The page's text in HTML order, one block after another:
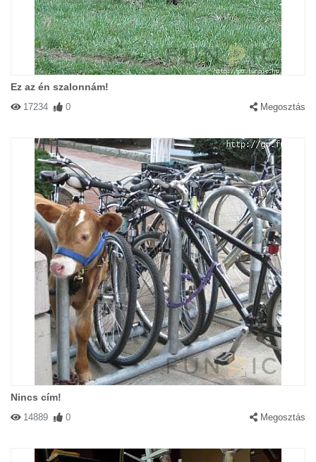
Ez az én szalonnám!
17234 0 Megosztás
Nincs cím!
14889 0 Megosztás